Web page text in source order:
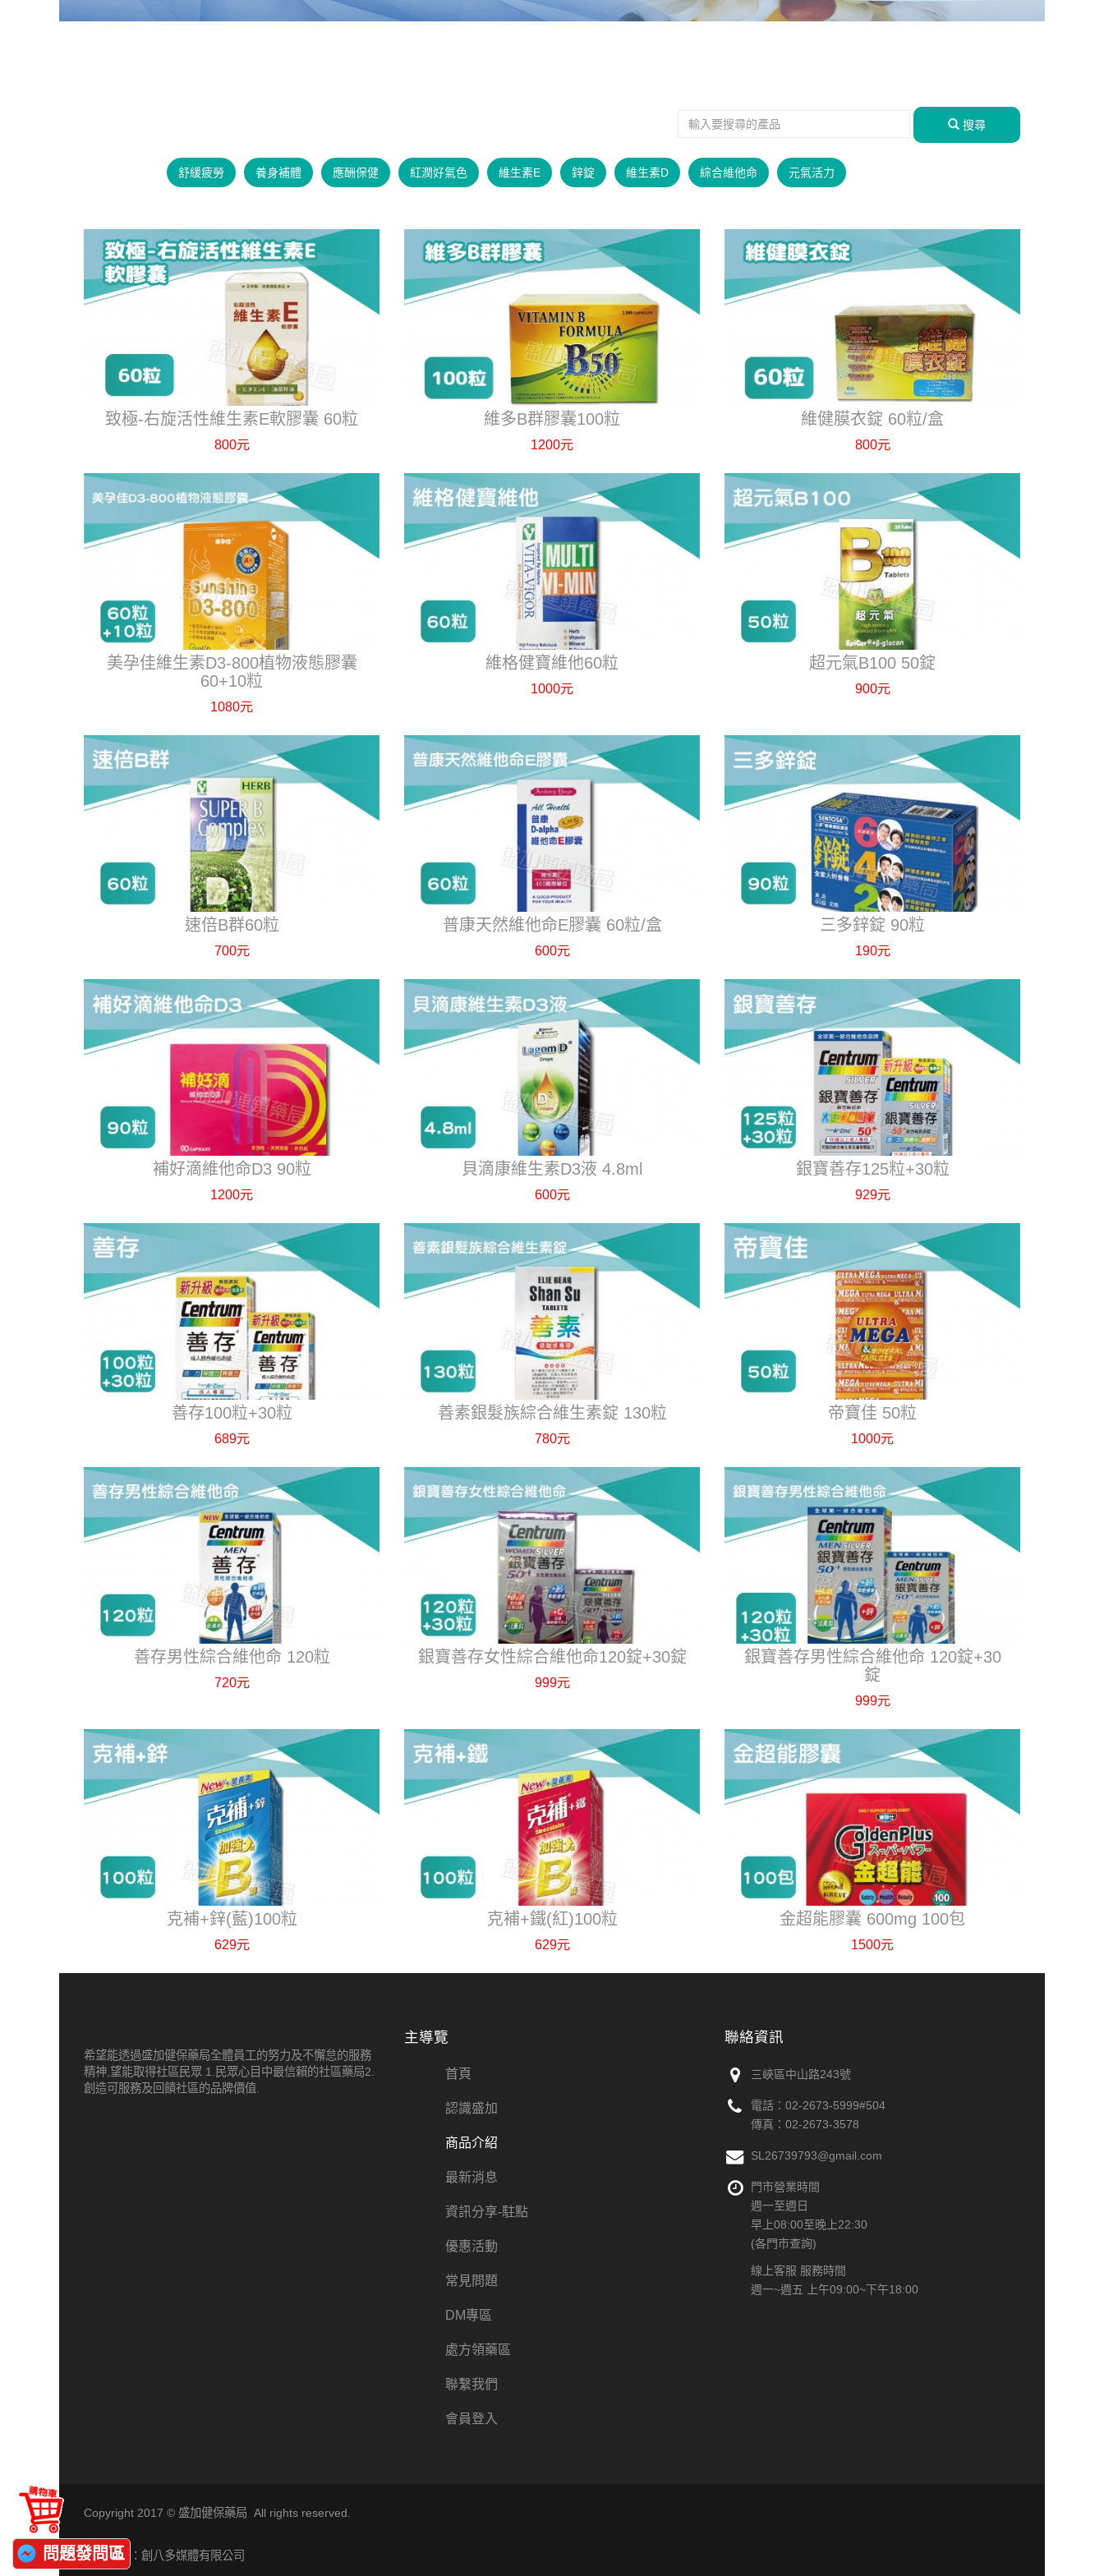
搜尋
舒緩疲勞 養身補體 應酬保健 紅潤好氣色 維生素E 鋅錠 維生素D 綜合維他命 元氣活力
致極-右旋活性維生素E軟膠囊 60粒
800元
維多B群膠囊100粒
1200元
維健膜衣錠 60粒/盒
800元
美孕佳維生素D3-800植物液態膠囊
60+10粒
1080元
維格健寶維他60粒
1000元
超元氣B100 50錠
900元
速倍B群60粒
700元
普康天然維他命E膠囊 60粒/盒
600元
三多鋅錠 90粒
190元
補好滴維他命D3 90粒
1200元
貝滴康維生素D3液 4.8ml
600元
銀寶善存125粒+30粒
929元
善存100粒+30粒
689元
善素銀髮族綜合維生素錠 130粒
780元
帝寶佳 50粒
1000元
善存男性綜合維他命 120粒
720元
銀寶善存女性綜合維他命120錠+30錠
999元
銀寶善存男性綜合維他命 120錠+30
錠
999元
克補+鋅(藍)100粒
629元
克補+鐵(紅)100粒
629元
金超能膠囊 600mg 100包
1500元
希望能透過盛加健保藥局全體員工的努力及不懈怠的服務
精神,望能取得社區民眾 1.民眾心目中最信賴的社區藥局2.
創造可服務及回饋社區的品牌價值.
主導覽
首頁
認識盛加
商品介紹
最新消息
資訊分享-駐點
優惠活動
常見問題
DM專區
處方領藥區
聯繫我們
會員登入
聯絡資訊
三峽區中山路243號
電話： 02-2673-5999#504
傳真： 02-2673-3578
SL26739793@gmail.com
門市營業時間
週一至週日
早上08:00至晚上22:30
(各門市查詢)
線上客服 服務時間
週一~週五 上午09:00~下午18:00
Copyright 2017 © 盛加健保藥局 All rights reserved.
網站維護：創八多媒體有限公司
問題發問區